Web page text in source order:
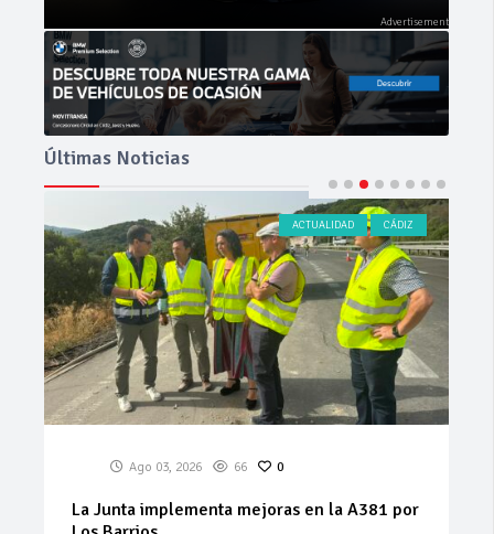
Últimas Noticias
ACTUALIDAD CÁDIZ
Ago 03, 2026 66 0
La Junta implementa mejoras en la A381 por